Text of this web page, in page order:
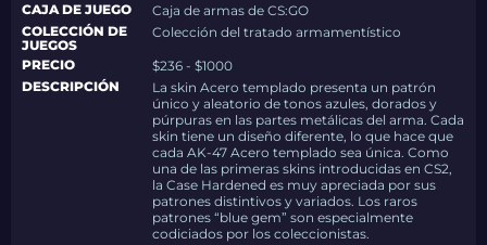
CAJA DE JUEGO
Caja de armas de CS:GO
COLECCIÓN DE
JUEGOS
Colección del tratado armamentístico
PRECIO
$236 - $1000
DESCRIPCIÓN
La skin Acero templado presenta un patrón
único y aleatorio de tonos azules, dorados y
púrpuras en las partes metálicas del arma. Cada
skin tiene un diseño diferente, lo que hace que
cada AK-47 Acero templado sea única. Como
una de las primeras skins introducidas en CS2,
la Case Hardened es muy apreciada por sus
patrones distintivos y variados. Los raros
patrones “blue gem” son especialmente
codiciados por los coleccionistas.